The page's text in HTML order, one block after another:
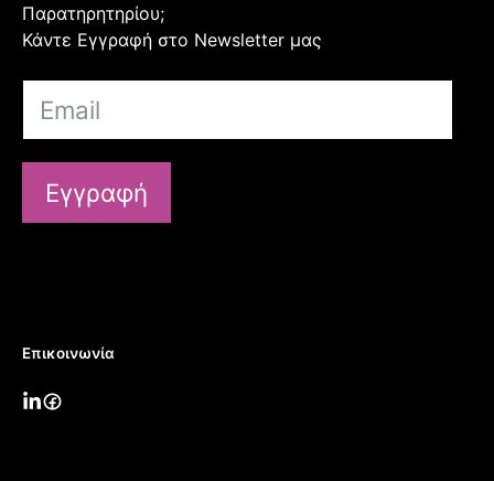
Παρατηρητηρίου;
Κάντε Εγγραφή στο Newsletter μας
Εγγραφή
Επικοινωνία